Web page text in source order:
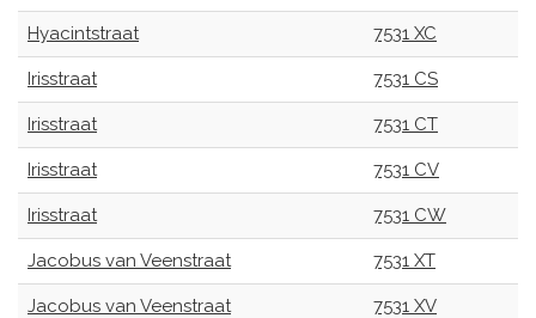
Hyacintstraat 7531 XC
Irisstraat 7531 CS
Irisstraat 7531 CT
Irisstraat 7531 CV
Irisstraat 7531 CW
Jacobus van Veenstraat 7531 XT
Jacobus van Veenstraat 7531 XV